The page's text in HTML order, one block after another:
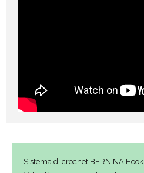
Sistema di crochet BERNINA Hook